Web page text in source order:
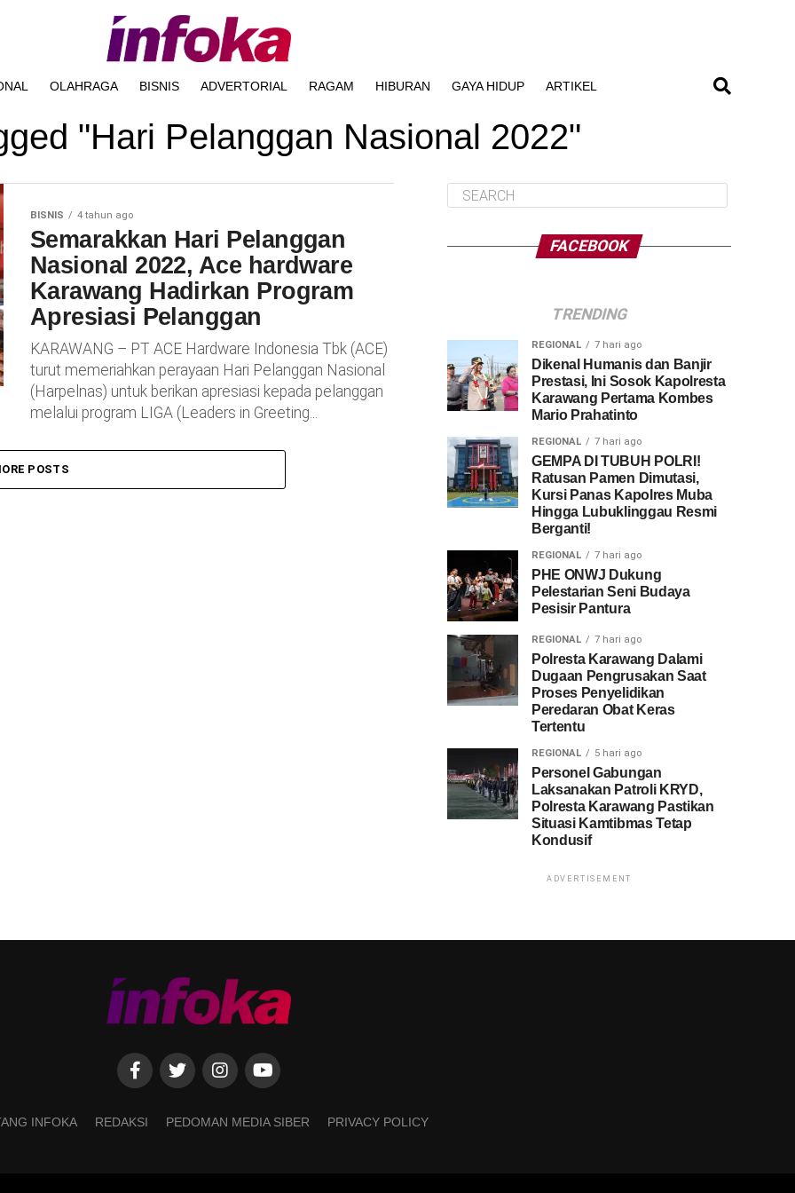
OLAHRAGA BISNIS ADVERTORIAL RAGAM HIBURAN GAYA HIDUP ARTIKEL
"Hari Pelanggan Nasional 2022"
BISNIS 4 tahun ago
Semarakkan Hari Pelanggan
Nasional 2022, Ace hardware
Karawang Hadirkan Program
Apresiasi Pelanggan
KARAWANG – PT ACE Hardware Indonesia Tbk (ACE)
turut memeriahkan perayaan Hari Pelanggan Nasional
(Harpelnas) untuk berikan apresiasi kepada pelanggan
melalui program LIGA (Leaders in Greeting...
POSTS
FACEBOOK
TRENDING
REGIONAL 7 hari ago
Dikenal Humanis dan Banjir
Prestasi, Ini Sosok Kapolresta
Karawang Pertama Kombes
Mario Prahatinto
REGIONAL 7 hari ago
GEMPA DI TUBUH POLRI!
Ratusan Pamen Dimutasi,
Kursi Panas Kapolres Muba
Hingga Lubuklinggau Resmi
Berganti!
REGIONAL 7 hari ago
PHE ONWJ Dukung
Pelestarian Seni Budaya
Pesisir Pantura
REGIONAL 7 hari ago
Polresta Karawang Dalami
Dugaan Pengrusakan Saat
Proses Penyelidikan
Peredaran Obat Keras
Tertentu
REGIONAL 5 hari ago
Personel Gabungan
Laksanakan Patroli KRYD,
Polresta Karawang Pastikan
Situasi Kamtibmas Tetap
Kondusif
ADVERTISEMENT
INFOKA REDAKSI PEDOMAN MEDIA SIBER PRIVACY POLICY